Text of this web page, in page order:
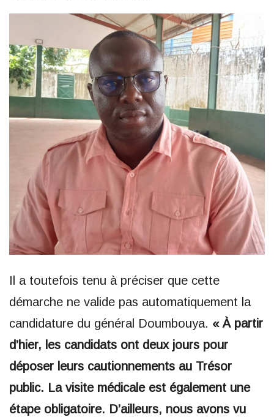
Il a toutefois tenu à préciser que cette
démarche ne valide pas automatiquement la
candidature du général Doumbouya. « À partir
d’hier, les candidats ont deux jours pour
déposer leurs cautionnements au Trésor
public. La visite médicale est également une
étape obligatoire. D’ailleurs, nous avons vu